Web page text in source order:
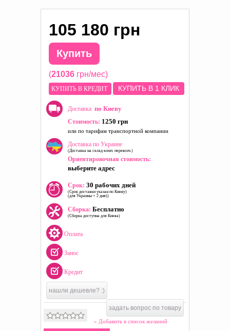
105 180 грн
Купить
(21036 грн/мес)
КУПИТЬ В КРЕДИТ КУПИТЬ В 1 КЛИК
Доставка по Киеву
Стоимость: 1250 грн
или по тарифам транспортной компании
Доставка по Украине
(Доставка на склад комп. перевозч.)
Ориентировочная стоимость:
выберите адрес
Срок: 30 рабочих дней
(Срок доставки указан по Киеву)
(для Украины + 2 дня))
Сборка: Бесплатно
(Сборка доступна для Киева)
Оплата
Занос
Кредит
нашли дешевле? :)
задать вопрос по товару
» Добавить в список желаний